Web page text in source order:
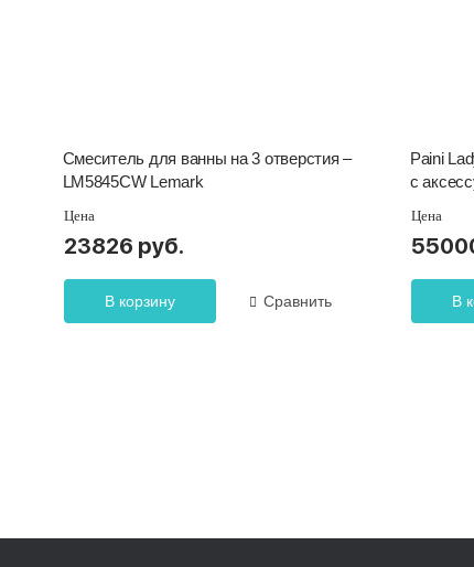
Смеситель для ванны на 3 отверстия –
LM5845CW Lemark
Цена
23826 руб.
В корзину Сравнить
Paini
с
Цена
В